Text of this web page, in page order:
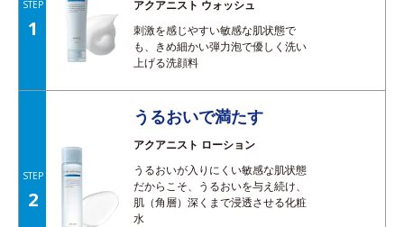
STEP
1
アクアニスト ウォッシュ
刺激を感じやすい敏感な肌状態で
も、きめ細かい弾力泡で優しく洗い
上げる洗顔料
STEP
2
うるおいで満たす
アクアニスト ローション
うるおいが入りにくい敏感な肌状態
だからこそ、うるおいを与え続け、
肌（角層）深くまで浸透させる化粧
水